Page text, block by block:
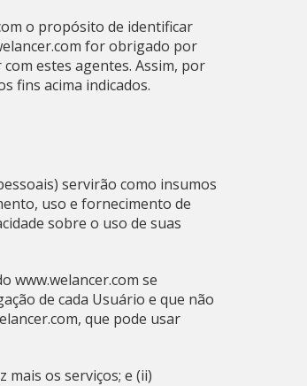
o propósito de identificar
for obrigado por
estes agentes. Assim, por
fins acima indicados.
servirão como insumos
uso e fornecimento de
sobre o uso de suas
www.welancer.com se
de cada Usuário e que não
que pode usar
mais os serviços; e (ii)